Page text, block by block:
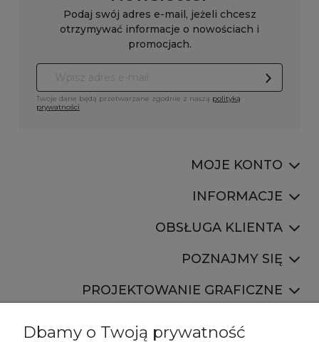
Podaj swój adres e-mail, jeżeli chcesz
otrzymywać informacje o nowościach i
promocjach.
Twoje dane będą przetwarzane zgodnie z naszą polityką
prywatności
MOJE KONTO
INFORMACJE
OBSŁUGA KLIENTA
POZNAJMY SIĘ
PROJEKTOWANIE GRAFICZNE
Dbamy o Twoją prywatność